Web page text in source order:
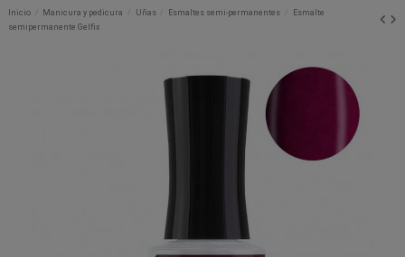
Inicio Manicura y pedicura Uñas Esmaltes semi-permanentes
Esmalte
semipermanente Gelfix